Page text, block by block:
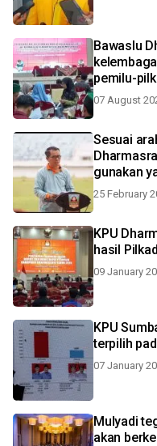
Bawaslu
pemilu-
07 August
Sesuai
gunakan
25 February
KPU
hasil
09 January
KPU
terpilih
07 January
Mulyadi
akan